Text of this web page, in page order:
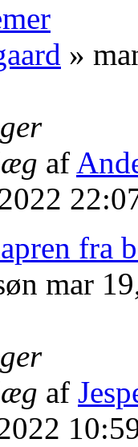
»
af
fra
mar
af